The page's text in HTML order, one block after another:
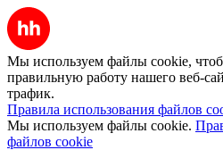
Мы используем файлы cookie,
правильную работу нашего веб-
трафик.
Правила использования файлов
Мы используем файлы cookie.
файлов cookie